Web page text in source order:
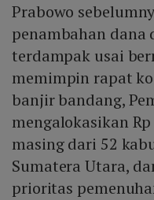
Prabowo
penambahan dana
terdampak usai
memimpin rapat
banjir bandang,
mengalokasikan
masing dari 52
Sumatera Utara,
prioritas